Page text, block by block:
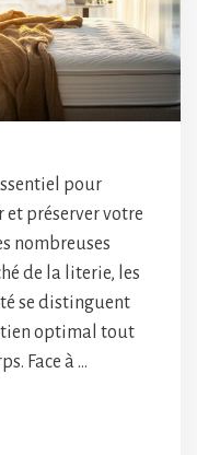
pour
préserver votre
nombreuses
de la literie, les
se distinguent
optimal tout
Face à …